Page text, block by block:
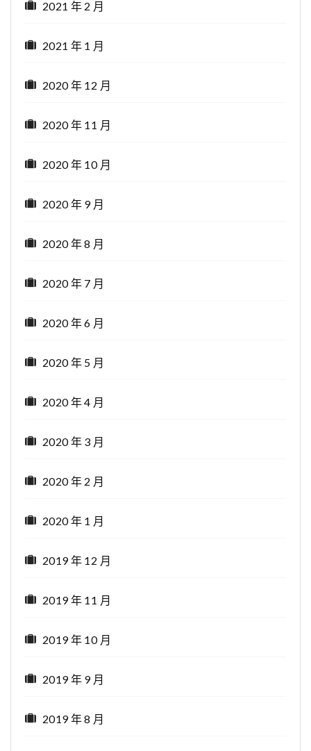
2021 年 2 月
2021 年 1 月
2020 年 12 月
2020 年 11 月
2020 年 10 月
2020 年 9 月
2020 年 8 月
2020 年 7 月
2020 年 6 月
2020 年 5 月
2020 年 4 月
2020 年 3 月
2020 年 2 月
2020 年 1 月
2019 年 12 月
2019 年 11 月
2019 年 10 月
2019 年 9 月
2019 年 8 月